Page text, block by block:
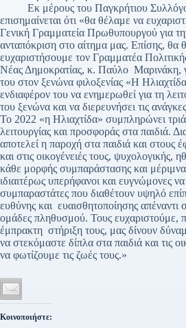
Εκ μέρους του Παγκρήτιου
επισημαίνεται ότι «θα θέλαμε να
Γενική Γραμματεία Πρωθυπουργού για
ανταπόκριση στο αίτημα μας. Επίσης, θα
ευχαριστήσουμε τον Γραμματέα
Νέας Δημοκρατίας, κ. Παύλο Μαρινάκη,
του στον ξενώνα φιλοξενίας «Η
ενδιαφέρον του να ενημερωθεί για τη
του ξενώνα και να διερευνήσει τις
Το 2022 «η Ηλιαχτίδα» συμπληρώνει
λειτουργίας και προσφοράς στα παιδιά.
αποτελεί η παροχή στα παιδιά και στους
και στις οικογένειές τους, ψυχολογικής,
κάθε μορφής συμπαράστασης και
ιδιαιτέρως υπερήφανοι και ευγνώμονες
συμπαραστάτες που διαθέτουν υψηλό
ευθύνης και ευαισθητοποίησης απέναντι
ομάδες πληθυσμού. Τους ευχαριστούμε,
έμπρακτη στήριξη τους, μας δίνουν
να στεκόμαστε δίπλα στα παιδιά και τις
να φωτίζουμε τις ζωές τους.»
Κοινοποιήστε: